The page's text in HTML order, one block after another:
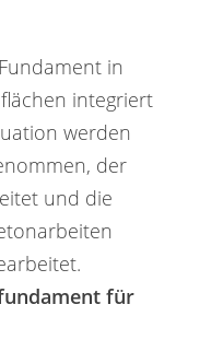
in
integriert
werden
der
und die
für